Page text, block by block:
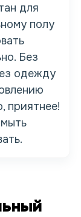
для
полу
Без
одежду
приятнее!